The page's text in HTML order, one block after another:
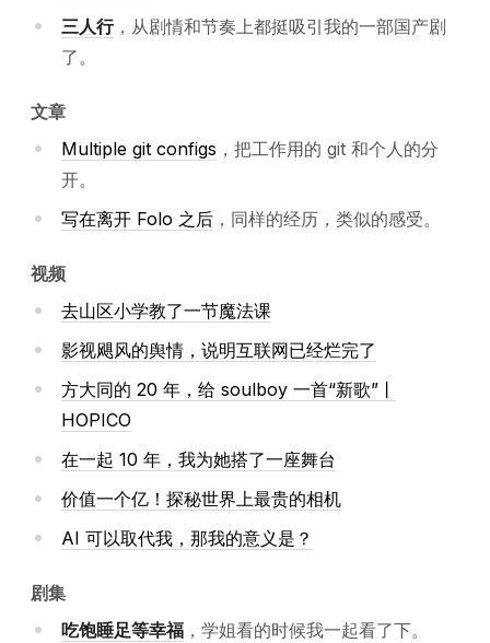
三人行，从剧情和节奏上都挺吸引我的一部国产剧
了。
文章
Multiple git configs ，把工作用的 git 和个人的分
开。
写在离开 Folo 之后 ，同样的经历，类似的感受。
视频
去山区小学教了一节魔法课
影视飓风的舆情，说明互联网已经烂完了
方大同的 20 年，给 soulboy 一首“新歌”丨
HOPICO
在一起 10 年，我为她搭了一座舞台
价值一个亿！探秘世界上最贵的相机
AI 可以取代我，那我的意义是？
剧集
吃饱睡足等幸福 ，学姐看的时候我一起看了下。